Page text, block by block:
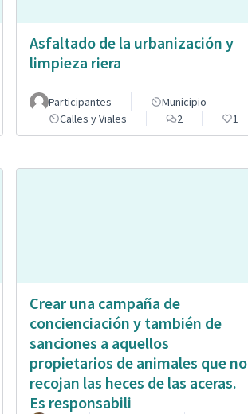
Asfaltado de la urbanización y
limpieza riera
Participantes
Municipio
Calles y Viales
2 1
Crear una campaña de
concienciación y también de
sanciones a aquellos
propietarios de animales que no
recojan las heces de las aceras.
Es responsabili